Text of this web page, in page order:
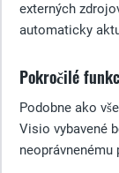
externých
automaticky
Pokročilé
Podobne ako
Visio vybavené